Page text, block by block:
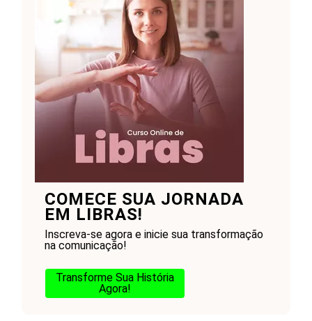
COMECE SUA JORNADA
EM LIBRAS!
Inscreva-se agora e inicie sua transformação
na comunicação!
Transforme Sua História
Agora!